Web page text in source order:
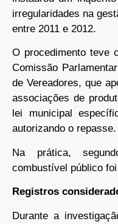
irregularidades na
entre 2011 e 2012.
O procedimento teve
Comissão
de Vereadores, que
associações de
lei municipal
autorizando o repasse.
Na prática,
combustível público
Registros
Durante a